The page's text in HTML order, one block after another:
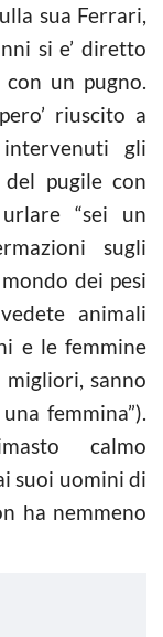
sua Ferrari,
si e’ diretto
un pugno.
riuscito a
gli
pugile con
“sei un
sugli
dei pesi
animali
e le femmine
sanno
femmina”).
calmo
suoi uomini di
ha nemmeno